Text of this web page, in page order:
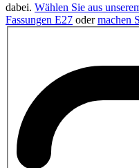
dabei. Wählen Sie aus
Fassungen E27 odermachen